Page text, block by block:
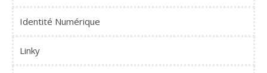
Identité Numérique
Linky